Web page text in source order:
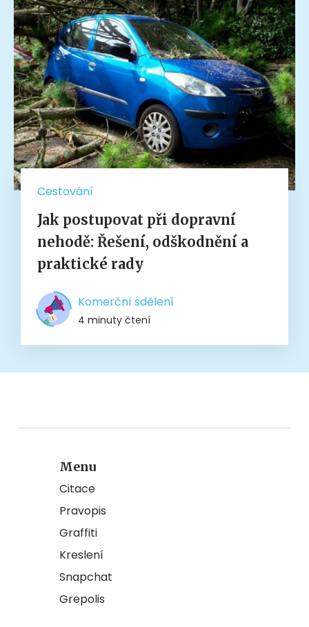
Cestování
Jak postupovat při dopravní
nehodě: Řešení, odškodnění a
praktické rady
Komerční sdělení
4 minuty čtení
Menu
Citace
Pravopis
Graffiti
Kreslení
Snapchat
Grepolis